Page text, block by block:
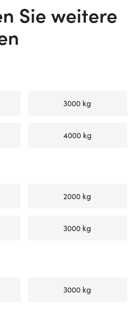
Sie weitere
3000 kg
4000 kg
2000 kg
3000 kg
3000 kg